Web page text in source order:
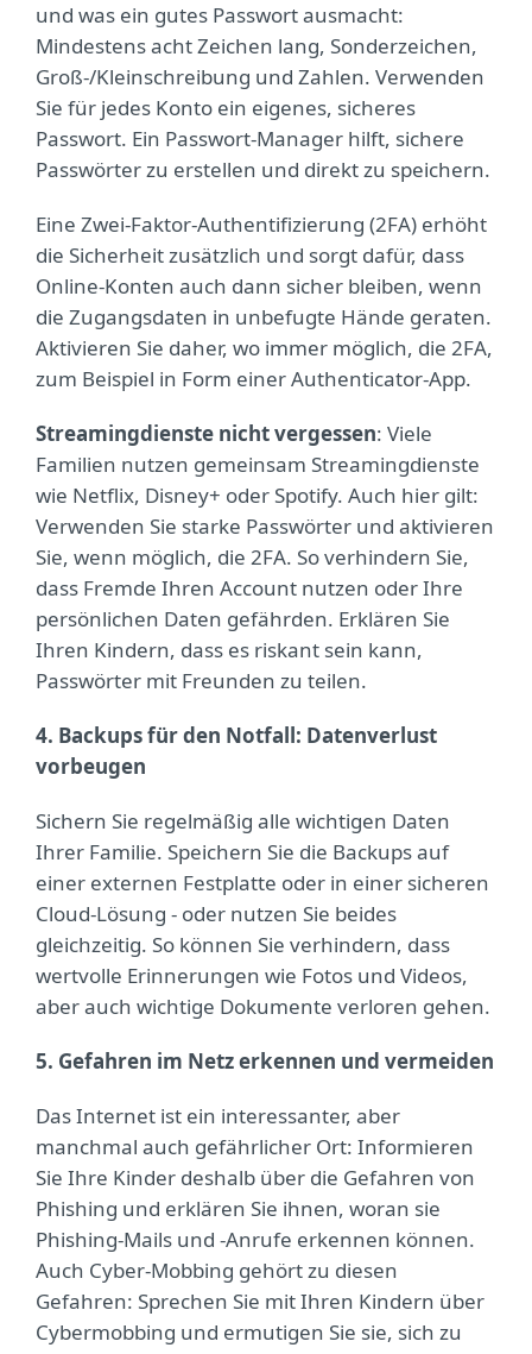
und was ein gutes Passwort ausmacht:
Mindestens acht Zeichen lang, Sonderzeichen,
Groß-/Kleinschreibung und Zahlen. Verwenden
Sie für jedes Konto ein eigenes, sicheres
Passwort. Ein Passwort-Manager hilft, sichere
Passwörter zu erstellen und direkt zu speichern.
Eine Zwei-Faktor-Authentifizierung (2FA) erhöht
die Sicherheit zusätzlich und sorgt dafür, dass
Online-Konten auch dann sicher bleiben, wenn
die Zugangsdaten in unbefugte Hände geraten.
Aktivieren Sie daher, wo immer möglich, die 2FA,
zum Beispiel in Form einer Authenticator-App.
Streamingdienste nicht vergessen: Viele
Familien nutzen gemeinsam Streamingdienste
wie Netflix, Disney+ oder Spotify. Auch hier gilt:
Verwenden Sie starke Passwörter und aktivieren
Sie, wenn möglich, die 2FA. So verhindern Sie,
dass Fremde Ihren Account nutzen oder Ihre
persönlichen Daten gefährden. Erklären Sie
Ihren Kindern, dass es riskant sein kann,
Passwörter mit Freunden zu teilen.
4. Backups für den Notfall: Datenverlust
vorbeugen
Sichern Sie regelmäßig alle wichtigen Daten
Ihrer Familie. Speichern Sie die Backups auf
einer externen Festplatte oder in einer sicheren
Cloud-Lösung - oder nutzen Sie beides
gleichzeitig. So können Sie verhindern, dass
wertvolle Erinnerungen wie Fotos und Videos,
aber auch wichtige Dokumente verloren gehen.
5. Gefahren im Netz erkennen und vermeiden
Das Internet ist ein interessanter, aber
manchmal auch gefährlicher Ort: Informieren
Sie Ihre Kinder deshalb über die Gefahren von
Phishing und erklären Sie ihnen, woran sie
Phishing-Mails und -Anrufe erkennen können.
Auch Cyber-Mobbing gehört zu diesen
Gefahren: Sprechen Sie mit Ihren Kindern über
Cybermobbing und ermutigen Sie sie, sich zu